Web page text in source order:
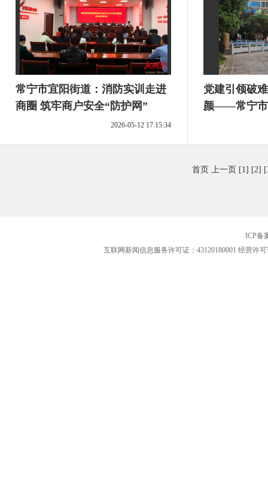
常宁市宜阳街道：消防实训走进
商圈 筑牢商户安全“防护网”
2026-05-12 17:15:34
党建引领破
颜——常宁市
首页 上一页 [1] [2]
ICP备
互联网新闻信息服务许可证：43120180001 经营许可